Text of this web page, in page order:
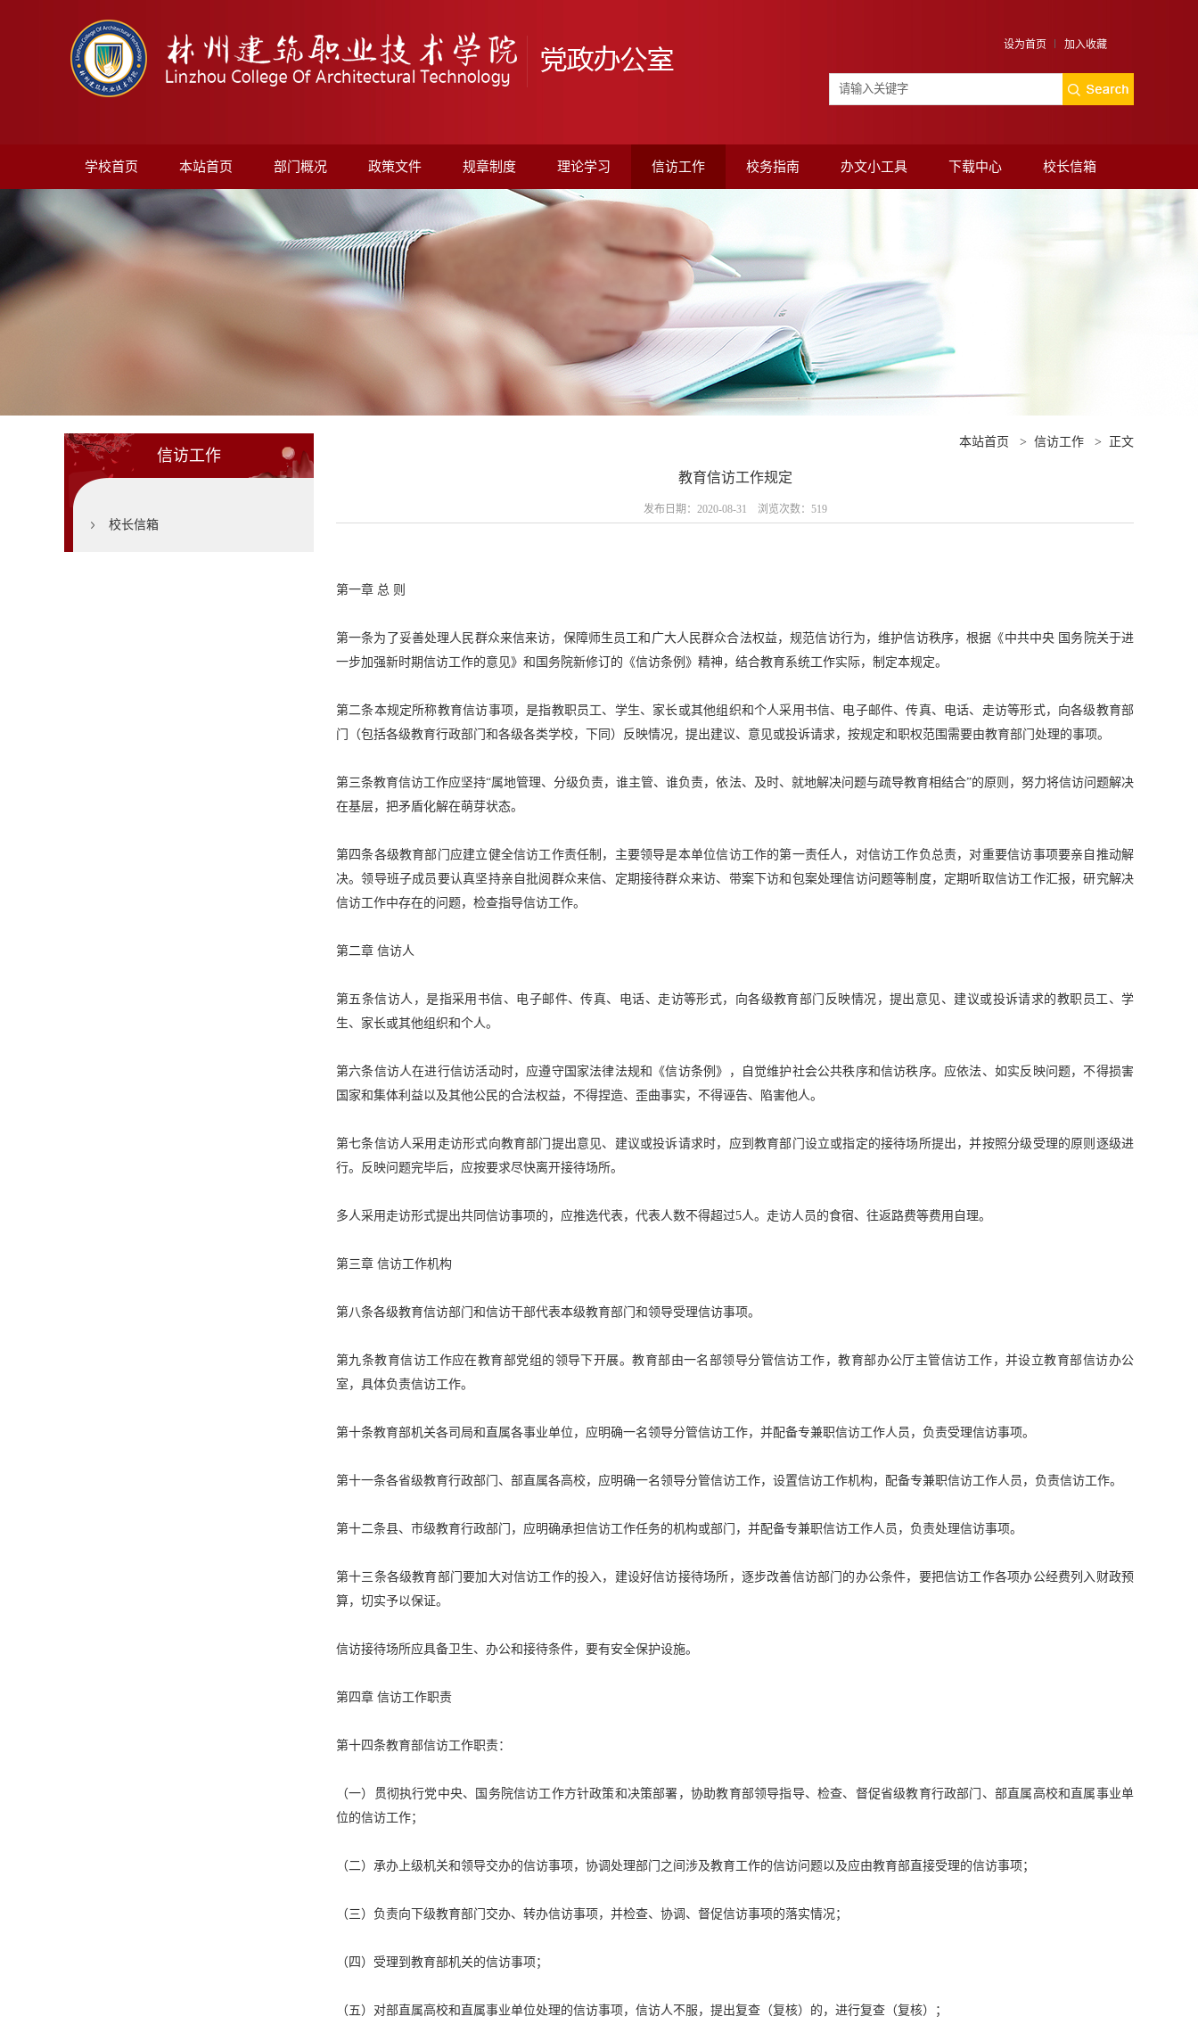
设为首页 加入收藏
学校首页 本站首页 部门概况 政策文件 规章制度 理论学习 信访工作 校务指南 办文小工具 下载中心 校长信箱
信访工作
校长信箱
本站首页 > 信访工作 > 正文
教育信访工作规定
发布日期：2020-08-31 浏览次数： 519
第一章 总 则
第一条为了妥善处理人民群众来信来访，保障师生员工和广大人民群众合法权益，规范信访行为，维护信访秩序，根据《中共中央 国务院关于进
一步加强新时期信访工作的意见》和国务院新修订的《信访条例》精神，结合教育系统工作实际，制定本规定。
第二条本规定所称教育信访事项，是指教职员工、学生、家长或其他组织和个人采用书信、电子邮件、传真、电话、走访等形式，向各级教育部
门（包括各级教育行政部门和各级各类学校，下同）反映情况，提出建议、意见或投诉请求，按规定和职权范围需要由教育部门处理的事项。
第三条教育信访工作应坚持“属地管理、分级负责，谁主管、谁负责，依法、及时、就地解决问题与疏导教育相结合”的原则，努力将信访问题解决
在基层，把矛盾化解在萌芽状态。
第四条各级教育部门应建立健全信访工作责任制，主要领导是本单位信访工作的第一责任人，对信访工作负总责，对重要信访事项要亲自推动解
决。领导班子成员要认真坚持亲自批阅群众来信、定期接待群众来访、带案下访和包案处理信访问题等制度，定期听取信访工作汇报，研究解决
信访工作中存在的问题，检查指导信访工作。
第二章 信访人
第五条信访人，是指采用书信、电子邮件、传真、电话、走访等形式，向各级教育部门反映情况，提出意见、建议或投诉请求的教职员工、学
生、家长或其他组织和个人。
第六条信访人在进行信访活动时，应遵守国家法律法规和《信访条例》，自觉维护社会公共秩序和信访秩序。应依法、如实反映问题，不得损害
国家和集体利益以及其他公民的合法权益，不得捏造、歪曲事实，不得诬告、陷害他人。
第七条信访人采用走访形式向教育部门提出意见、建议或投诉请求时，应到教育部门设立或指定的接待场所提出，并按照分级受理的原则逐级进
行。反映问题完毕后，应按要求尽快离开接待场所。
多人采用走访形式提出共同信访事项的，应推选代表，代表人数不得超过5人。走访人员的食宿、往返路费等费用自理。
第三章 信访工作机构
第八条各级教育信访部门和信访干部代表本级教育部门和领导受理信访事项。
第九条教育信访工作应在教育部党组的领导下开展。教育部由一名部领导分管信访工作，教育部办公厅主管信访工作，并设立教育部信访办公
室，具体负责信访工作。
第十条教育部机关各司局和直属各事业单位，应明确一名领导分管信访工作，并配备专兼职信访工作人员，负责受理信访事项。
第十一条各省级教育行政部门、部直属各高校，应明确一名领导分管信访工作，设置信访工作机构，配备专兼职信访工作人员，负责信访工作。
第十二条县、市级教育行政部门，应明确承担信访工作任务的机构或部门，并配备专兼职信访工作人员，负责处理信访事项。
第十三条各级教育部门要加大对信访工作的投入，建设好信访接待场所，逐步改善信访部门的办公条件，要把信访工作各项办公经费列入财政预
算，切实予以保证。
信访接待场所应具备卫生、办公和接待条件，要有安全保护设施。
第四章 信访工作职责
第十四条教育部信访工作职责：
（一）贯彻执行党中央、国务院信访工作方针政策和决策部署，协助教育部领导指导、检查、督促省级教育行政部门、部直属高校和直属事业单
位的信访工作；
（二）承办上级机关和领导交办的信访事项，协调处理部门之间涉及教育工作的信访问题以及应由教育部直接受理的信访事项；
（三）负责向下级教育部门交办、转办信访事项，并检查、协调、督促信访事项的落实情况；
（四）受理到教育部机关的信访事项；
（五）对部直属高校和直属事业单位处理的信访事项，信访人不服，提出复查（复核）的，进行复查（复核）；